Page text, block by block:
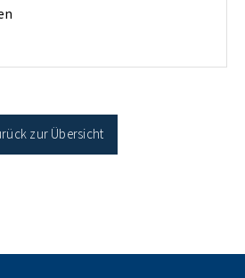
Zins bei 0,53 Prozent effektiv bei
sich zu energetischer
[…]
zur Übersicht